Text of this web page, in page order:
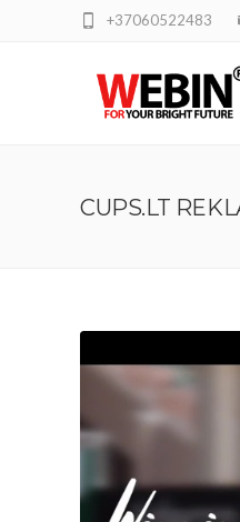
+37060522483
CUPS.LT